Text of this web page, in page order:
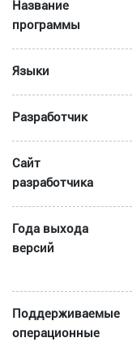
Название
программы
Языки
Разработчик
Сайт
разработчика
Года выхода
версий
Поддерживаемые
операционные